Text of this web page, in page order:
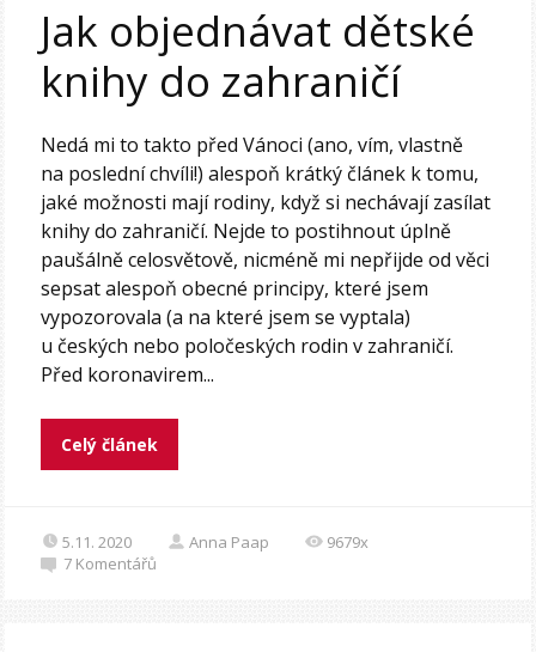
Jak objednávat dětské
knihy do zahraničí
Nedá mi to takto před Vánoci (ano, vím, vlastně
na poslední chvíli!) alespoň krátký článek k tomu,
jaké možnosti mají rodiny, když si nechávají zasílat
knihy do zahraničí. Nejde to postihnout úplně
paušálně celosvětově, nicméně mi nepřijde od věci
sepsat alespoň obecné principy, které jsem
vypozorovala (a na které jsem se vyptala)
u českých nebo poločeských rodin v zahraničí.
Před koronavirem...
Celý článek
5.11. 2020 Anna Paap
9679x
7 Komentářů